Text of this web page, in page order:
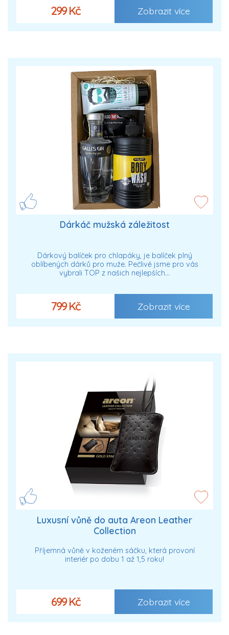
299 Kč Zobrazit více
Dárkáč mužská záležitost
Dárkový balíček pro chlapáky, je balíček plný
oblíbených dárků pro muže. Pečlivě jsme pro vás
vybrali TOP z našich nejlepších…
799 Kč Zobrazit více
Luxusní vůně do auta Areon Leather
Collection
Příjemná vůně v koženém sáčku, která provoní
interiér po dobu 1 až 1,5 roku!
699 Kč Zobrazit více